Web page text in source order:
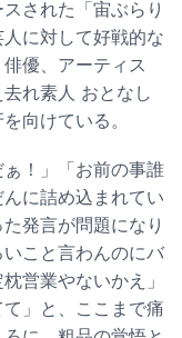
された「宙ぶらり
に対して好戦的な
優、アーティス
れ素人 おとなし
向けている。
！」「お前の事誰
に詰め込まれてい
発言が問題になり
こと言わんのにバ
営業やないかえ」
」と、ここまで痛